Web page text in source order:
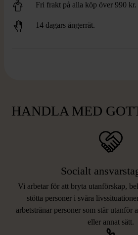
Fri frakt på alla köp över 990 kr.
14 dagars ångerrät.
HANDLA MED
Socialt
Vi arbetar för att bryta utanförskap,
stötta personer i svåra
arbetstränar personer som står utanför
eller annat sätt.